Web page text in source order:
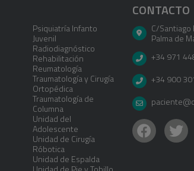
Psiquiatría Infanto
Juvenil
Radiodiagnóstico
Rehabilitación
Reumatología
Traumatología y Cirugía
Ortopédica
Traumatología de
Columna
Unidad del
Adolescente
Unidad de Cirugía
Róbotica
Unidad de Espalda
CONTACTO
C/Santiago
Palma de
+34 971
+34 900